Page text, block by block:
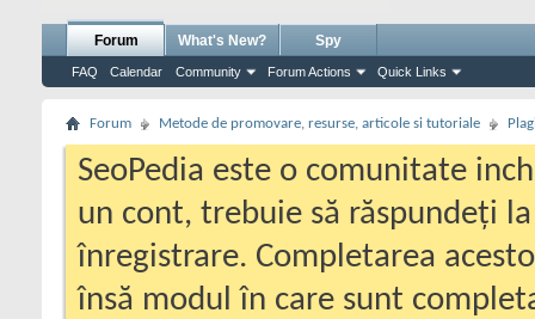
Forum
FAQ Calendar Community Forum Actions Quick Links
What's New? Spy
Forum Metode de promovare, resurse, articole si tutoriale
SeoPedia este o comunitate
un cont, trebuie să răspundeți
înregistrare. Completarea
însă modul în care sunt